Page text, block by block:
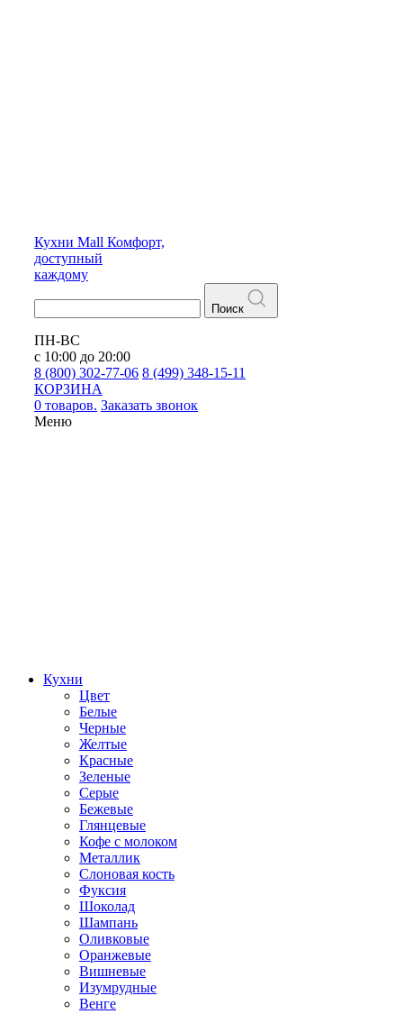
Кухни Mall Комфорт,
доступный
каждому
Поиск
ПН-ВС
с 10:00 до 20:00
8 (800) 302-77-06 8 (499) 348-15-11
КОРЗИНА
0 товаров. Заказать звонок
Меню
Кухни
Цвет
Белые
Черные
Желтые
Красные
Зеленые
Серые
Бежевые
Глянцевые
Кофе с молоком
Металлик
Слоновая кость
Фуксия
Шоколад
Шампань
Оливковые
Оранжевые
Вишневые
Изумрудные
Венге